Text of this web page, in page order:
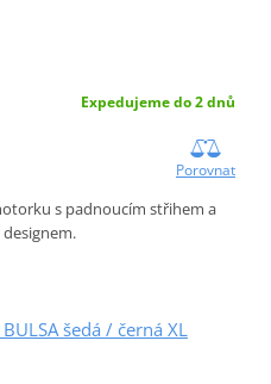
Expedujeme do 2 dnů
Porovnat
s padnoucím střihem a
šedá / černá XL